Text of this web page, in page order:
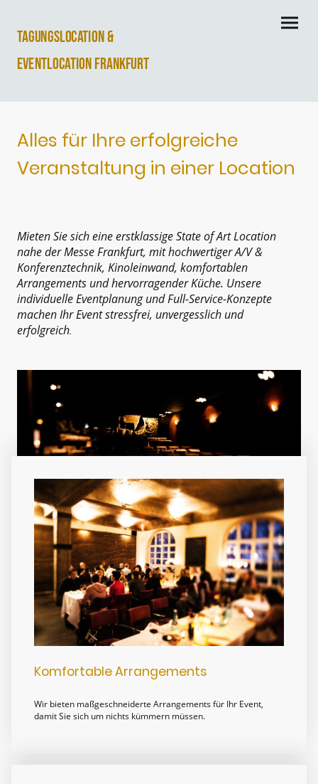
Tagungslocation &
Eventlocation Frankfurt
Alles für Ihre erfolgreiche
Veranstaltung in einer Location
Mieten Sie sich eine erstklassige State of Art Location
nahe der Messe Frankfurt, mit hochwertiger A/V &
Konferenztechnik, Kinoleinwand, komfortablen
Arrangements und hervorragender Küche. Unsere
individuelle Eventplanung und Full-Service-Konzepte
machen Ihr Event stressfrei, unvergesslich und
erfolgreich.
Komfortable Arrangements
Wir bieten maßgeschneiderte Arrangements für Ihr Event,
damit Sie sich um nichts kümmern müssen.